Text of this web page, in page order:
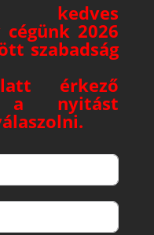
kedves
2026
szabadság
érkező
a nyitást